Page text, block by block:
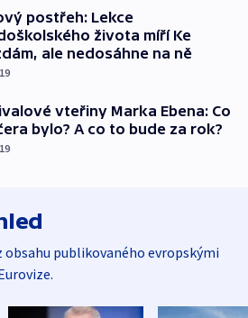
postřeh: Lekce
života míří Ke
ale nedosáhne na ně
vteřiny Marka Ebena: Co
bylo? A co to bude za rok?
obsahu publikovaného evropskými